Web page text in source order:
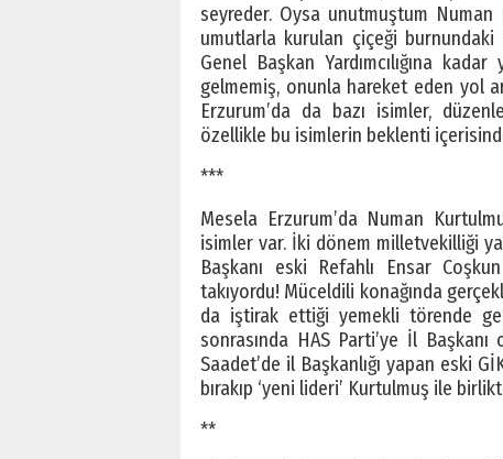
seyreder. Oysa unutmuştum Numan
umutlarla kurulan çiçeği burnundaki
Genel Başkan Yardımcılığına
gelmemiş, onunla hareket eden yol
Erzurum’da da bazı isimler,
özellikle bu isimlerin beklenti
***
Mesela Erzurum’da Numan
isimler var. İki dönem milletvekilliği
Başkanı eski Refahlı Ensar
takıyordu! Müceldili konağında
da iştirak ettiği yemekli törende
sonrasında HAS Parti’ye İl
Saadet’de il Başkanlığı yapan eski
bırakıp ‘yeni lideri’ Kurtulmuş ile
**